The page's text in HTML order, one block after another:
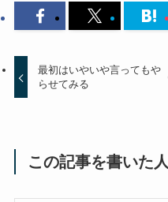
最初はいやいや言ってもや
らせてみる
この記事を書いた人